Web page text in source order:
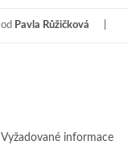
od Pavla Růžičková
Vyžadované informace